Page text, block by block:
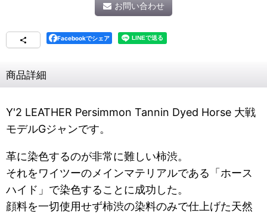
お問い合わせ
Facebookでシェア
商品詳細
Y'2 LEATHER Persimmon Tannin Dyed Horse 大戦
モデルGジャンです。
革に染色するのが非常に難しい柿渋。
それをワイツーのメインマテリアルである「ホース
ハイド」で染色することに成功した。
顔料を一切使用せず柿渋の染料のみで仕上げた天然